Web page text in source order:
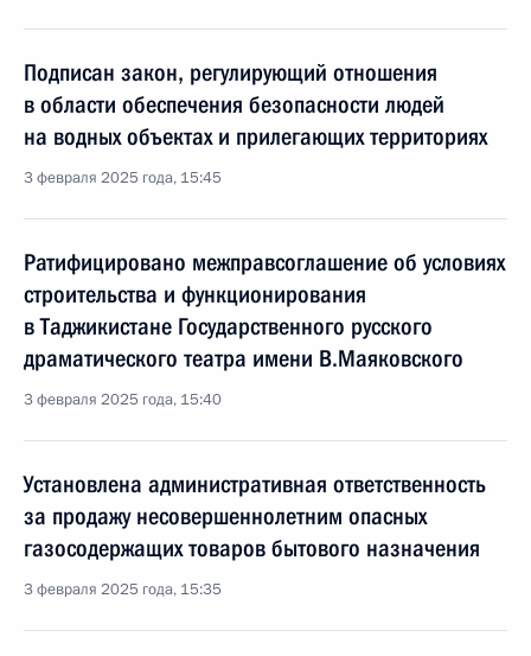
Подписан закон, регулирующий отношения
в области обеспечения безопасности людей
на водных объектах и прилегающих территориях
3 февраля 2025 года, 15:45
Ратифицировано межправсоглашение об условиях
строительства и функционирования
в Таджикистане Государственного русского
драматического театра имени В.Маяковского
3 февраля 2025 года, 15:40
Установлена административная ответственность
за продажу несовершеннолетним опасных
газосодержащих товаров бытового назначения
3 февраля 2025 года, 15:35